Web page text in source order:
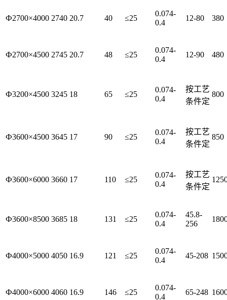
Ф2700×4000 2740 20.7 40 ≤25
0.074-
0.4
12-80 380
Ф2700×4500 2745 20.7 48 ≤25
0.074-
0.4
12-90 480
Ф3200×4500 3245 18 65 ≤25
0.074-
0.4
按工艺
条件定
800
Ф3600×4500 3645 17 90 ≤25
0.074-
0.4
按工艺
条件定
850
Ф3600×6000 3660 17 110 ≤25
0.074-
0.4
按工艺
条件定
Ф3600×8500 3685 18 131 ≤25
0.074-
0.4
45.8-
256
Ф4000×5000 4050 16.9 121 ≤25
0.074-
0.4
45-208
Ф4000×6000 4060 16.9 146 ≤25
0.074-
0.4
65-248